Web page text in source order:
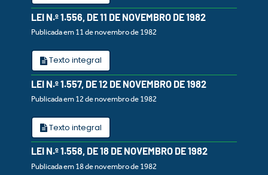
LEI N.º 1.556, DE 11 DE NOVEMBRO DE 1982
Publicada em 11 de novembro de 1982
Texto integral
LEI N.º 1.557, DE 12 DE NOVEMBRO DE 1982
Publicada em 12 de novembro de 1982
Texto integral
LEI N.º 1.558, DE 18 DE NOVEMBRO DE 1982
Publicada em 18 de novembro de 1982